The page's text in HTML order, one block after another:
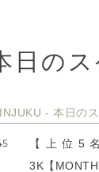
⽇ の ス
- 本⽇の
【上位5
3K【